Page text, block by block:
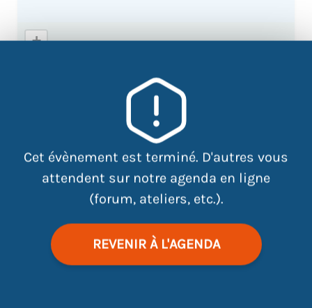
Cet évènement est terminé. D'autres vous
attendent sur notre agenda en ligne
(forum, ateliers, etc.).
REVENIR À L'AGENDA
Atdec site centre 5 rue de l'île
Mabon Tram ligne 1 - Arrêt
+